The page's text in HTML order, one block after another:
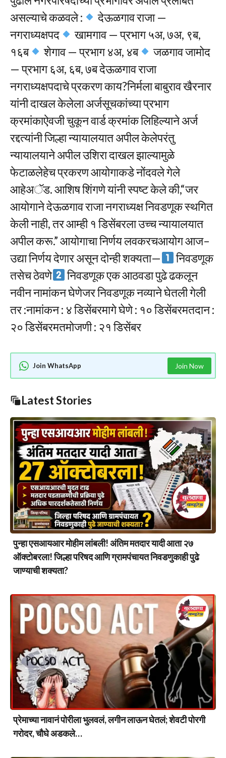
असल्याचे कळवले :
देऊळगाव राजा —
नगराध्यक्षपद
खामगाव — प्रभाग ५अ, ७अ, ९ब,
१६ब
शेगाव — प्रभाग ४अ, ४ब
जळगाव जामोद
— प्रभाग ६अ, ६ब, ७ब देऊळगाव राजा
नगराध्यक्षपदाचे प्रकरण काय?निर्मला बाबुराव खैरनार
यांनी दाखल केलेला अर्जसूचकांच्या प्रभाग
क्रमांकाऐवजी चुकून वार्ड क्रमांक लिहिल्याने अर्ज
रद्दत्यांनी जिल्हा न्यायालयात अपील केलेपरंतु
न्यायालयाने अपील उशिरा दाखल झाल्यामुळे
फेटाळलेहेच प्रकरण आयोगाकडे नोंदवले गेले
आहेअॅड. आशिष शिंगणे यांनी स्पष्ट केले की,“जर
आयोगाने देऊळगाव राजा नगराध्यक्ष निवडणूक स्थगित
केली नाही, तर आम्ही १ डिसेंबरला उच्च न्यायालयात
अपील करू.” आयोगाचा निर्णय लवकरचआयोग आज–
उद्या निर्णय देणार असून दोन्ही शक्यता—
निवडणूक
तसेच ठेवणे
निवडणूक एक आठवडा पुढे ढकलून
नवीन नामांकन घेणेजर निवडणूक नव्याने घेतली गेली
तर :नामांकन : ४ डिसेंबरमागे घेणे : १० डिसेंबरमतदान :
२० डिसेंबरमतमोजणी : २१ डिसेंबर
Join WhatsApp Join Now
Latest Stories
पुन्हा एसआयआर मोहीम लांबली! अंतिम मतदार यादी आता २७
ऑक्टोबरला! जिल्हा परिषद आणि ग्रामपंचायत निवडणुकाही पुढे
जाण्याची शक्यता?
प्रेमाच्या नावानं पोरीला भुलवलं, लगीन लाऊन घेतलं; शेवटी पोरगी
गरोदर, चौघे अडकले…